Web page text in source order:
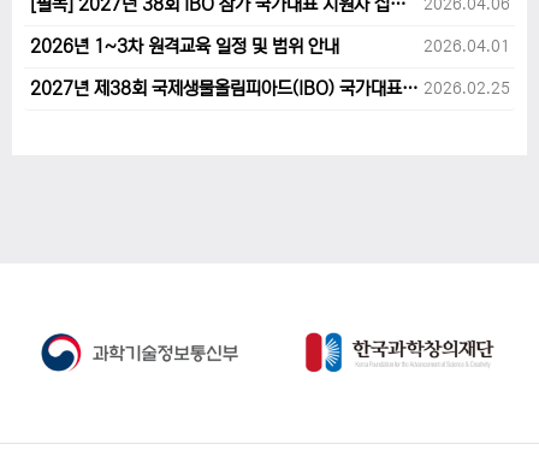
[필독] 2027년 38회 IBO 참가 국가대표 지원자 접수 마감 및 원격교육 관련 공지사항 안내입니다. 2026.04.06
2026년 1~3차 원격교육 일정 및 범위 안내 2026.04.01
2027년 제38회 국제생물올림피아드(IBO) 국가대표 후보자 지원 안내 2026.02.25